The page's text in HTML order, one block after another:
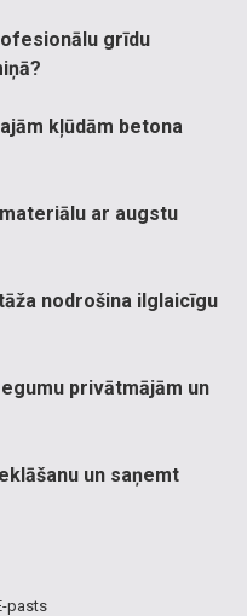
grīdu
kļūdām betona
ar augstu
nodrošina ilglaicīgu
privātmājām un
un saņemt
pasts